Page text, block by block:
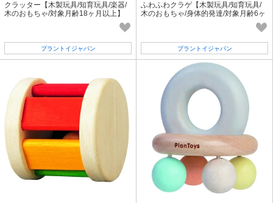
クラッター【木製玩具/知育玩具/楽器/
木のおもちゃ/対象月齢18ヶ月以上】
プラントイジャパン
ふわふわクラゲ【木製玩具/知育玩具/
木のおもちゃ/身体的発達/対象月齢6ヶ
プラントイジャパン